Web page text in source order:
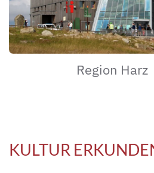
Region Harz
KULTUR